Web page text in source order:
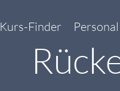
Kurs-Finder